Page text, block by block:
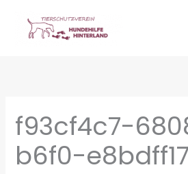
springen
f93cf4c7-
b6f0-